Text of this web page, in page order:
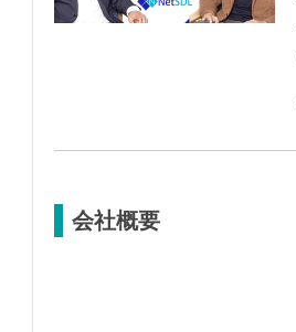
会社概要